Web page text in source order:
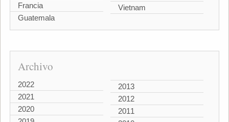
Francia
Guatemala
Vietnam
Archivo
2022
2021
2020
2013
2012
2011